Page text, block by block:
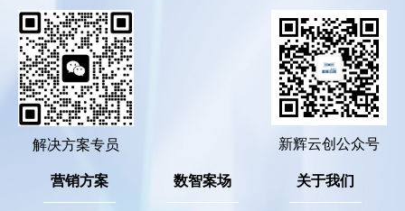
解决方案专员
新辉云创公众号
营销方案
数智案场 关于我们